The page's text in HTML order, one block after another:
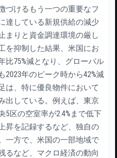
づけるもう一つの重要なフ
達している新規供給の減少
まりと資金調達環境の厳し
を抑制した結果、米国にお
比75%減となり、グローバル
2023年のピーク時から42%減
は、特に優良物件において
出している。例えば、東京
5区の空室率が2.4%まで低下
昇を記録するなど、独自の
一方で、米国の一部地域で
るなど、マクロ経済の動向